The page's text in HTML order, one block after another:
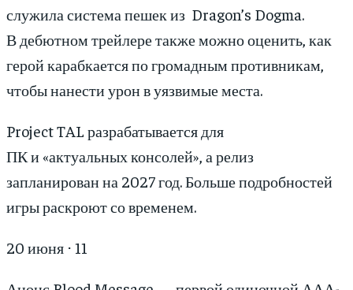
служила система пешек из Dragon’s Dogma.
В дебютном трейлере также можно оценить, как
герой карабкается по громадным противникам,
чтобы нанести урон в уязвимые места.
Project TAL разрабатывается для
ПК и «актуальных консолей», а релиз
запланирован на 2027 год. Больше подробностей
игры раскроют со временем.
20 июня ⋅ 11